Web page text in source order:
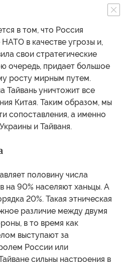
в том, что Россия
в качестве угрозы и,
свои стратегические
очередь, придает большое
росту мирным путем.
уничтожит все
Китая. Таким образом, мы
сопоставления, а именно
и Тайваня.
половину числа
на 90% населяют ханьцы. А
20%. Такая этническая
различие между двумя
в то время как
выступают за
России или
сильны настроения в